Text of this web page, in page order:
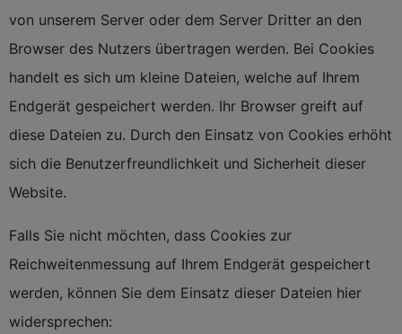
von unserem Server oder dem Server Dritter an den
Browser des Nutzers übertragen werden. Bei Cookies
handelt es sich um kleine Dateien, welche auf Ihrem
Endgerät gespeichert werden. Ihr Browser greift auf
diese Dateien zu. Durch den Einsatz von Cookies erhöht
sich die Benutzerfreundlichkeit und Sicherheit dieser
Website.
Falls Sie nicht möchten, dass Cookies zur
Reichweitenmessung auf Ihrem Endgerät gespeichert
werden, können Sie dem Einsatz dieser Dateien hier
widersprechen: